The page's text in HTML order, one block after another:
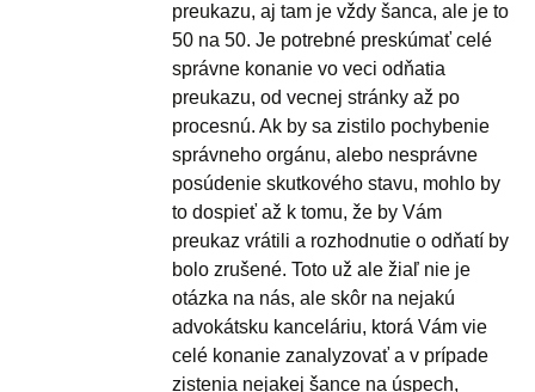
preukazu, aj tam je vždy šanca, ale je to
50 na 50. Je potrebné preskúmať celé
správne konanie vo veci odňatia
preukazu, od vecnej stránky až po
procesnú. Ak by sa zistilo pochybenie
správneho orgánu, alebo nesprávne
posúdenie skutkového stavu, mohlo by
to dospieť až k tomu, že by Vám
preukaz vrátili a rozhodnutie o odňatí by
bolo zrušené. Toto už ale žiaľ nie je
otázka na nás, ale skôr na nejakú
advokátsku kanceláriu, ktorá Vám vie
celé konanie zanalyzovať a v prípade
zistenia nejakej šance na úspech,